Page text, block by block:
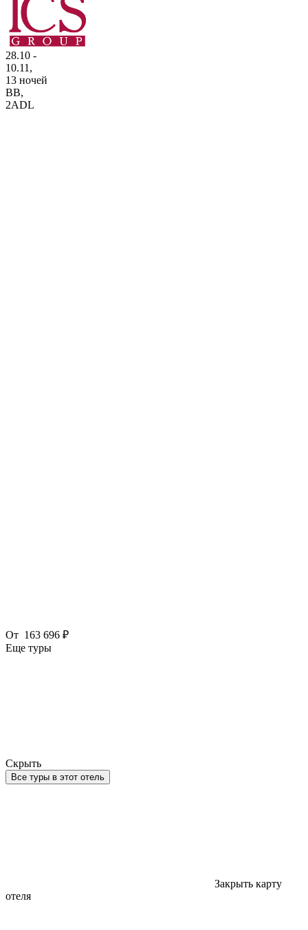
28.10 -
10.11,
13 ночей
BB,
2ADL
От 163 696 ₽
Еще туры
Скрыть
Все туры в этот отель
Закрыть карту
отеля